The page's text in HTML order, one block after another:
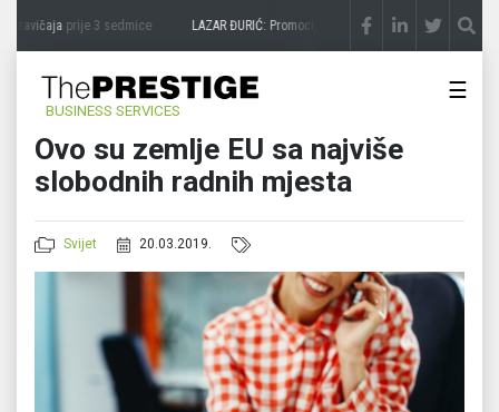
zavičajaprije 3 sedmice LAZAR ĐURIĆ: Promocija potencijal pretvara u destinaciju
BUSINESS SERVICES
☰
Ovo su zemlje EU sa najviše
slobodnih radnih mjesta
Svijet 20.03.2019.